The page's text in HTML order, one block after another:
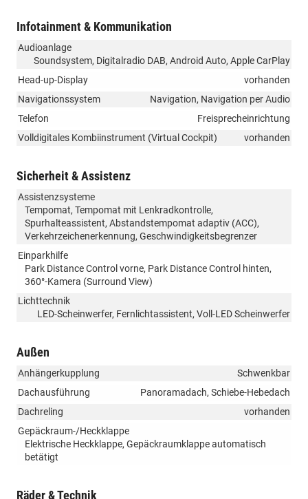
Infotainment & Kommunikation
Audioanlage
Soundsystem, Digitalradio DAB, Android Auto, Apple CarPlay
Head-up-Display
vorhanden
Navigationssystem
Navigation, Navigation per Audio
Telefon
Freisprecheinrichtung
Volldigitales Kombiinstrument (Virtual Cockpit)
vorhanden
Sicherheit & Assistenz
Assistenzsysteme
Tempomat, Tempomat mit Lenkradkontrolle,
Spurhalteassistent, Abstandstempomat adaptiv (ACC),
Verkehrzeichenerkennung, Geschwindigkeitsbegrenzer
Einparkhilfe
Park Distance Control vorne, Park Distance Control hinten,
360°-Kamera (Surround View)
Lichttechnik
LED-Scheinwerfer, Fernlichtassistent, Voll-LED Scheinwerfer
Außen
Anhängerkupplung
Schwenkbar
Dachausführung
Panoramadach, Schiebe-Hebedach
Dachreling
vorhanden
Gepäckraum-/Heckklappe
Elektrische Heckklappe, Gepäckraumklappe automatisch
betätigt
Räder & Technik